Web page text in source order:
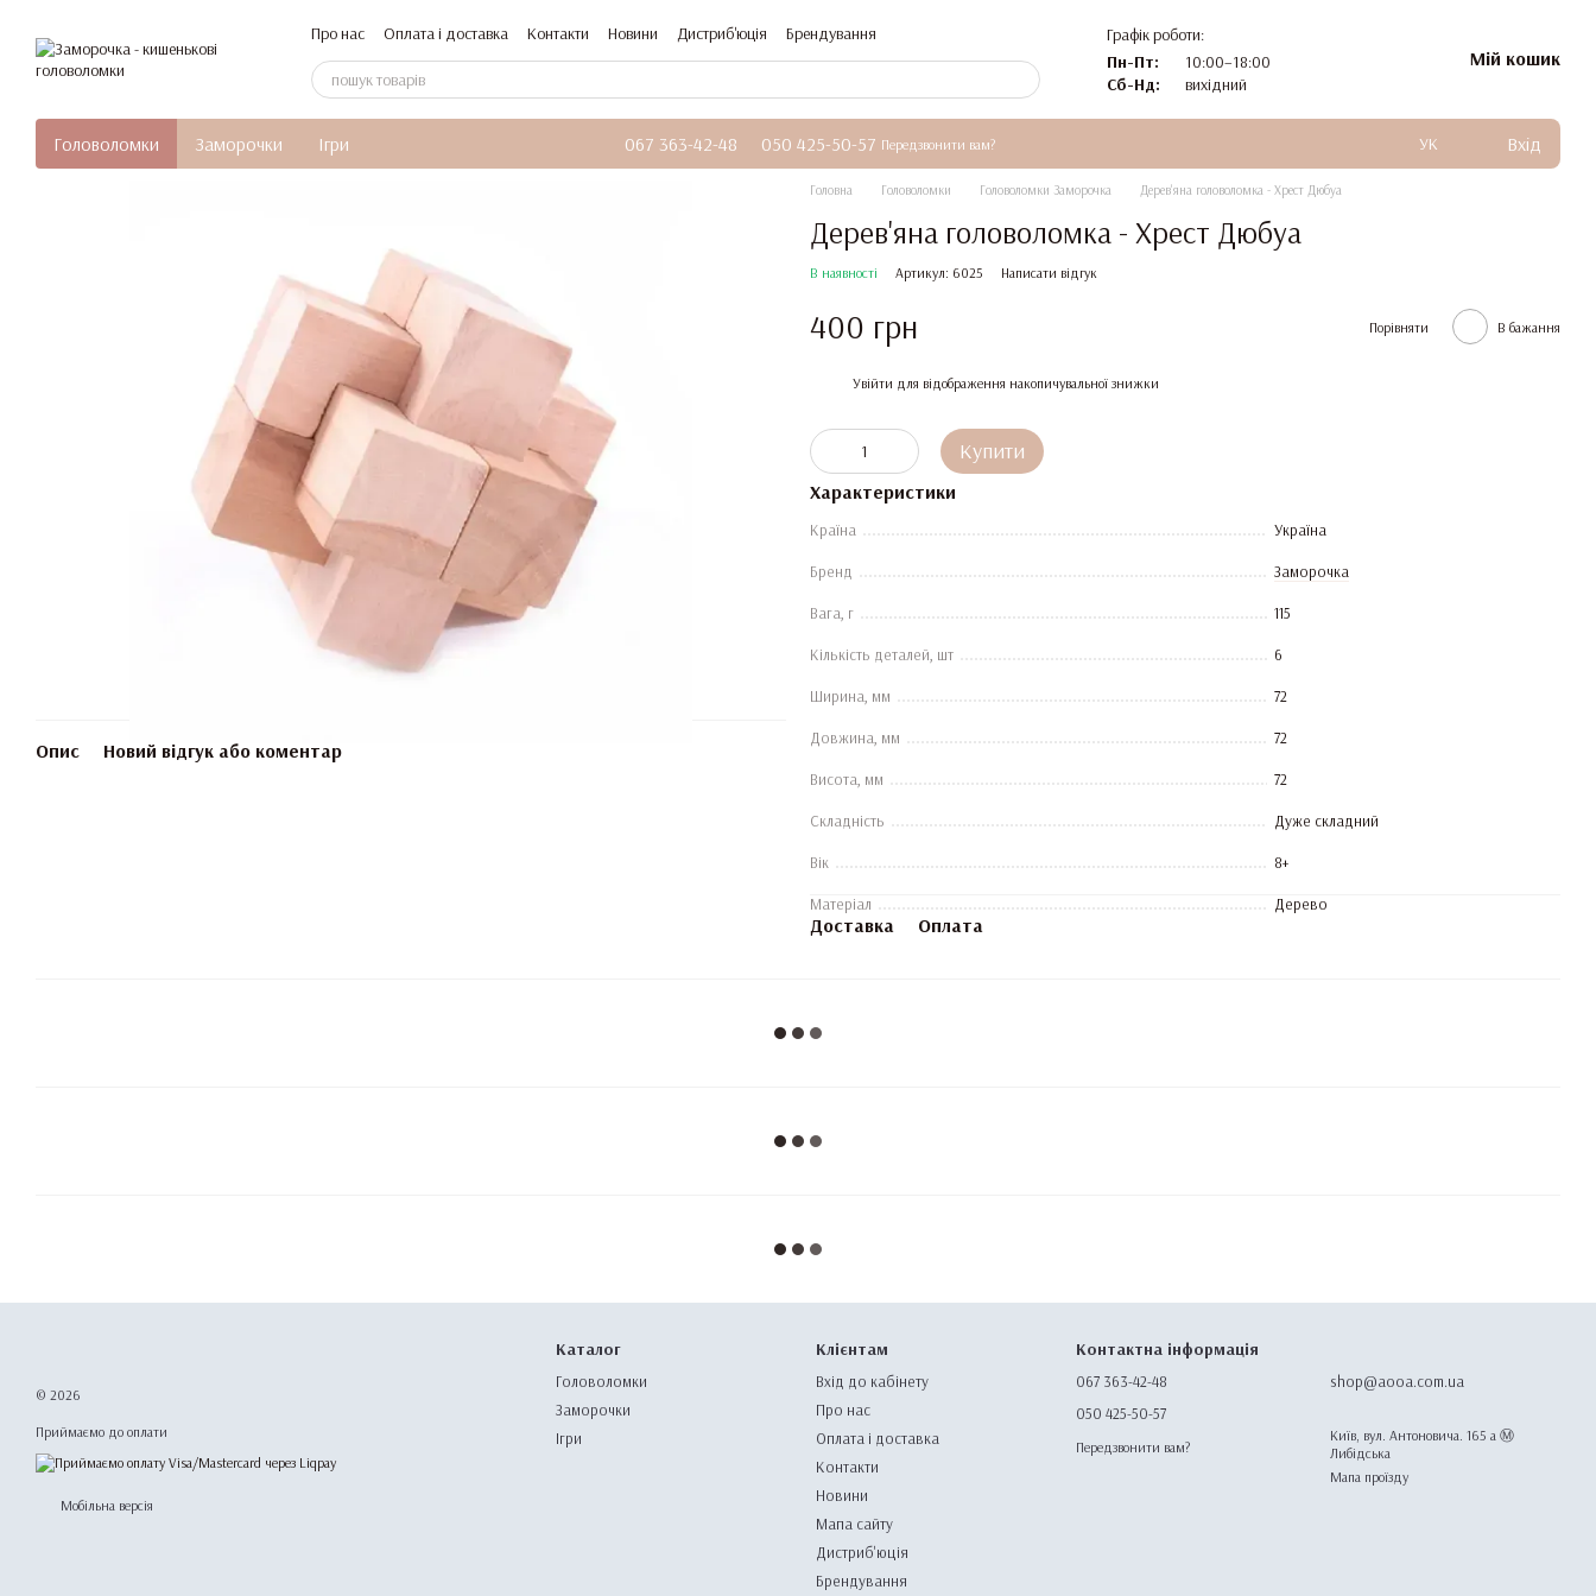
Про нас Оплата і доставка Контакти Новини Дистриб'юція Брендування
Графік роботи:
Пн-Пт:
10:00–18:00
Сб-Нд:
вихідний
Мій кошик
Головоломки Заморочки Ігри 067 363-42-48 050 425-50-57 Передзвонити вам? УК Вхід
Опис Новий відгук або коментар
Головна Головоломки Головоломки Заморочка Дерев'яна головоломка - Хрест Дюбуа
Дерев'яна головоломка - Хрест Дюбуа
В наявності Артикул: 6025 Написати відгук
400 грн Порівняти В бажання
Увійти для відображення накопичувальної знижки
Купити
Характеристики
Країна Україна
Бренд Заморочка
Вага, г 115
Кількість деталей, шт 6
Ширина, мм 72
Довжина, мм 72
Висота, мм 72
Складність Дуже складний
Вік 8+
Матеріал Дерево
Доставка Оплата
© 2026
Приймаємо до оплати
Мобільна версія
Каталог
Головоломки
Заморочки
Ігри
Клієнтам
Вхід до кабінету
Про нас
Оплата і доставка
Контакти
Новини
Мапа сайту
Дистриб'юція
Брендування
Контактна інформація
067 363-42-48
050 425-50-57
Передзвонити вам?
shop@aooa.com.ua
Київ, вул. Антоновича. 165 а Ⓜ️
Либідська
Мапа проїзду